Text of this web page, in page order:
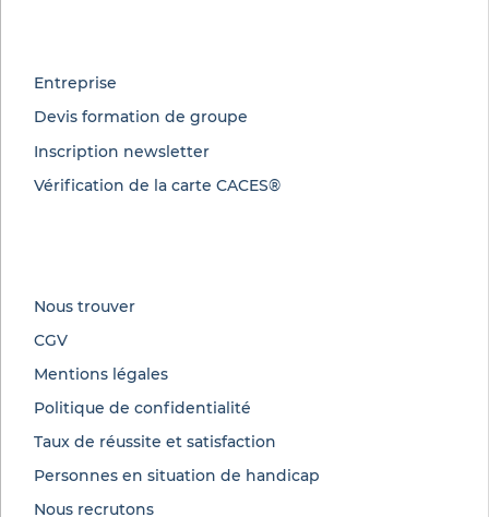
Nous trouver
CGV
Mentions légales
Politique de confidentialité
Taux de réussite et satisfaction
Personnes en situation de handicap
Nous recrutons
Entreprise
Devis formation de groupe
Inscription newsletter
Vérification de la carte CACES®